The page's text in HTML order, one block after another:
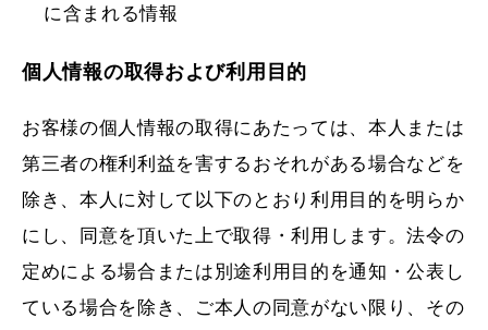
に含まれる情報
個人情報の取得および利用目的
お客様の個人情報の取得にあたっては、本人または
第三者の権利利益を害するおそれがある場合などを
除き、本人に対して以下のとおり利用目的を明らか
にし、同意を頂いた上で取得・利用します。法令の
定めによる場合または別途利用目的を通知・公表し
ている場合を除き、ご本人の同意がない限り、その